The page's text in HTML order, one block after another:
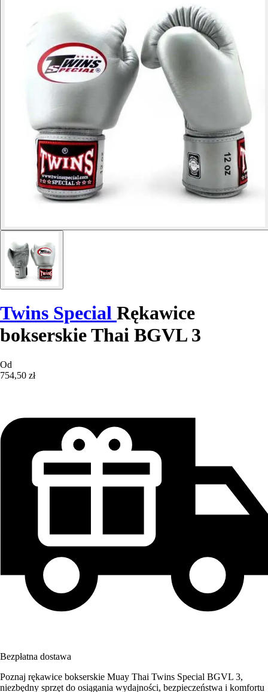
Twins Special Rękawice
bokserskie Thai BGVL 3
Od
754,50 zł
Bezpłatna dostawa
Poznaj rękawice bokserskie Muay Thai Twins Special BGVL 3,
niezbędny sprzęt do osiągania wydajności, bezpieczeństwa i komfortu